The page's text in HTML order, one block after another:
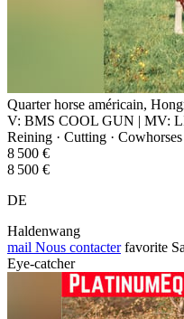
Quarter horse américain,
V: BMS COOL GUN | MV:
Reining · Cutting ·
8 500 €
8 500 €
DE
Haldenwang
mail Nous contacter favorite
Eye-catcher